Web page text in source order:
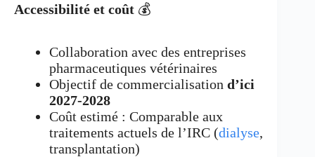
Accessibilité et coût 💰
Collaboration avec des entreprises
pharmaceutiques vétérinaires
Objectif de commercialisation d’ici
2027-2028
Coût estimé : Comparable aux
traitements actuels de l’IRC (dialyse,
transplantation)